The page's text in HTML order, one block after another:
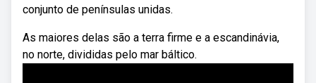
conjunto de penínsulas unidas.
As maiores delas são a terra firme e a escandinávia,
no norte, divididas pelo mar báltico.